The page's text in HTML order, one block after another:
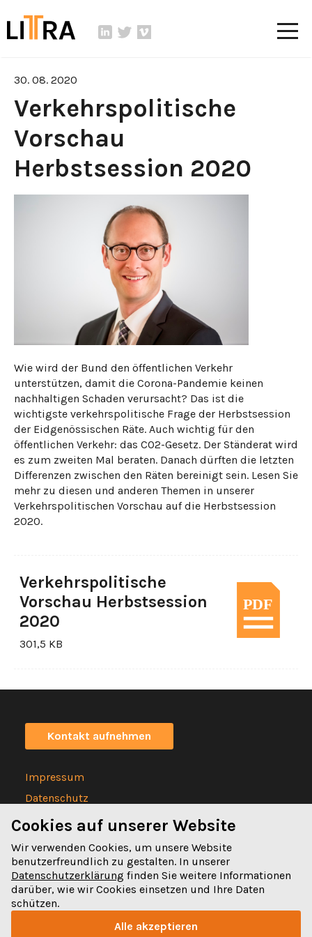
30. 08. 2020
Verkehrspolitische
Vorschau
Herbstsession 2020
Wie wird der Bund den öffentlichen Verkehr
unterstützen, damit die Corona-Pandemie keinen
nachhaltigen Schaden verursacht? Das ist die
wichtigste verkehrspolitische Frage der Herbstsession
der Eidgenössischen Räte. Auch wichtig für den
öffentlichen Verkehr: das CO2-Gesetz. Der Ständerat wird
es zum zweiten Mal beraten. Danach dürften die letzten
Differenzen zwischen den Räten bereinigt sein. Lesen Sie
mehr zu diesen und anderen Themen in unserer
Verkehrspolitischen Vorschau auf die Herbstsession
2020.
Verkehrspolitische
Vorschau Herbstsession
2020
301,5 KB
Kontakt aufnehmen
Impressum
Datenschutz
Statuten
Spitalgasse 32
Cookies auf unserer Website
Wir verwenden Cookies, um unsere Website
benutzerfreundlich zu gestalten. In unserer
Datenschutzerklärung finden Sie weitere Informationen
darüber, wie wir Cookies einsetzen und Ihre Daten
schützen.
Alle akzeptieren